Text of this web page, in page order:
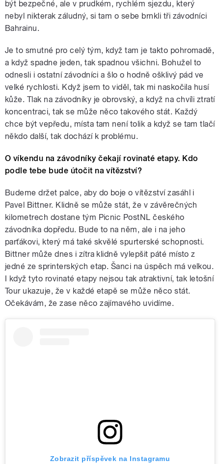
být bezpečné, ale v prudkém, rychlém sjezdu, který
nebyl nikterak záludný, si tam o sebe brnkli tři závodníci
Bahrainu.
Je to smutné pro celý tým, když tam je takto pohromadě,
a když spadne jeden, tak spadnou všichni. Bohužel to
odnesli i ostatní závodníci a šlo o hodně ošklivý pád ve
velké rychlosti. Když jsem to viděl, tak mi naskočila husí
kůže. Tlak na závodníky je obrovský, a když na chvíli ztratí
koncentraci, tak se může něco takového stát. Každý
chce být vepředu, místa tam není tolik a když se tam tlačí
někdo další, tak dochází k problému.
O víkendu na závodníky čekají rovinaté etapy. Kdo
podle tebe bude útočit na vítězství?
Budeme držet palce, aby do boje o vítězství zasáhl i
Pavel Bittner. Klidně se může stát, že v závěrečných
kilometrech dostane tým Picnic PostNL českého
závodníka dopředu. Bude to na něm, ale i na jeho
parťákovi, který má také skvělé spurterské schopnosti.
Bittner může dnes i zítra klidně vylepšit páté místo z
jedné ze sprinterských etap. Šanci na úspěch má velkou.
I když tyto rovinaté etapy nejsou tak atraktivní, tak letošní
Tour ukazuje, že v každé etapě se může něco stát.
Očekávám, že zase něco zajímavého uvidíme.
Zobrazit příspěvek na Instagramu